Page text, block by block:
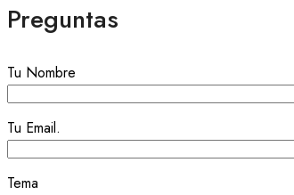
Preguntas
Tu Nombre
Tu Email.
Tema